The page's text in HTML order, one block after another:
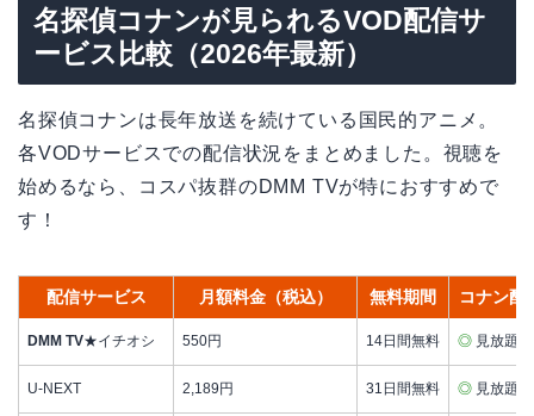
名探偵コナンが見られるVOD配信サ
ービス比較（2026年最新）
名探偵コナンは長年放送を続けている国民的アニメ。
各VODサービスでの配信状況をまとめました。視聴を
始めるなら、コスパ抜群のDMM TVが特におすすめで
す！
配信サービス 月額料金（税込） 無料期間 コナン配
DMM TV★イチオシ 550円 14日間無料 ◎ 見放題
U-NEXT 2,189円 31日間無料 ◎ 見放題